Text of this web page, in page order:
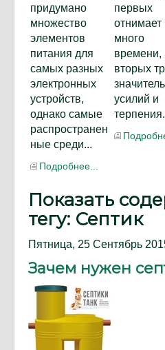
придумано
множество
элементов
питания для
самых разных
электронных
устройств,
однако самые
распространен
ные среди...
Подробнее...
первых
отнимает
много
времени,
вторых
усилий и
Показать
тегу: Септик
Пятница, 25 Сентябрь
Зачем нужен